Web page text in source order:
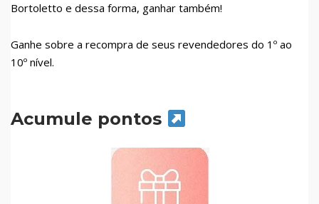
Bortoletto e dessa forma, ganhar também!
Ganhe sobre a recompra de seus revendedores do 1º ao
10º nível.
Acumule pontos